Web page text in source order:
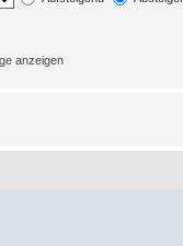
anzeigen